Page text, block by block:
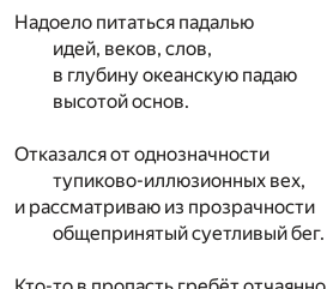
Надоело питаться падалью
идей, веков, слов,
в глубину океанскую падаю
высотой основ.
Отказался от однозначности
тупиково-иллюзионных вех,
и рассматриваю из прозрачности
общепринятый суетливый бег.